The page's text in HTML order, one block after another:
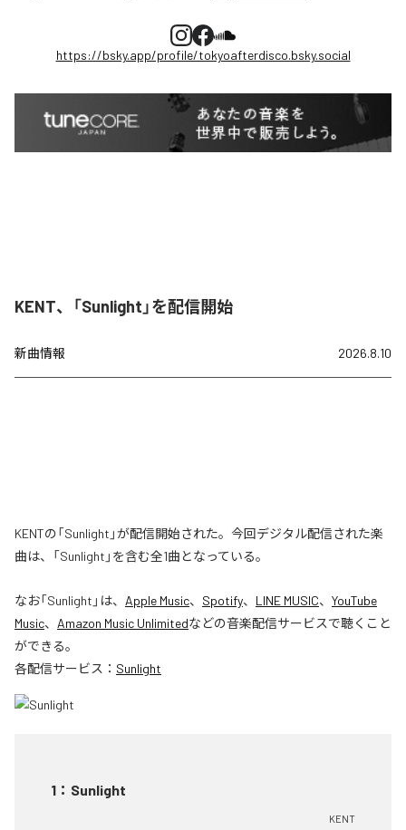
https://bsky.app/profile/tokyoafterdisco.bsky.social
KENT、「Sunlight」を配信開始
新曲情報 2026.8.10
KENTの「Sunlight」が配信開始された。今回デジタル配信された楽
曲は、「Sunlight」を含む全1曲となっている。
なお「Sunlight 」は、 Apple Music、 Spotify、 LINE MUSIC、 YouTube
Music、 Amazon Music Unlimitedなどの音楽配信サービスで聴くこと
ができる。
各配信サービス： Sunlight
1 ： Sunlight
KENT